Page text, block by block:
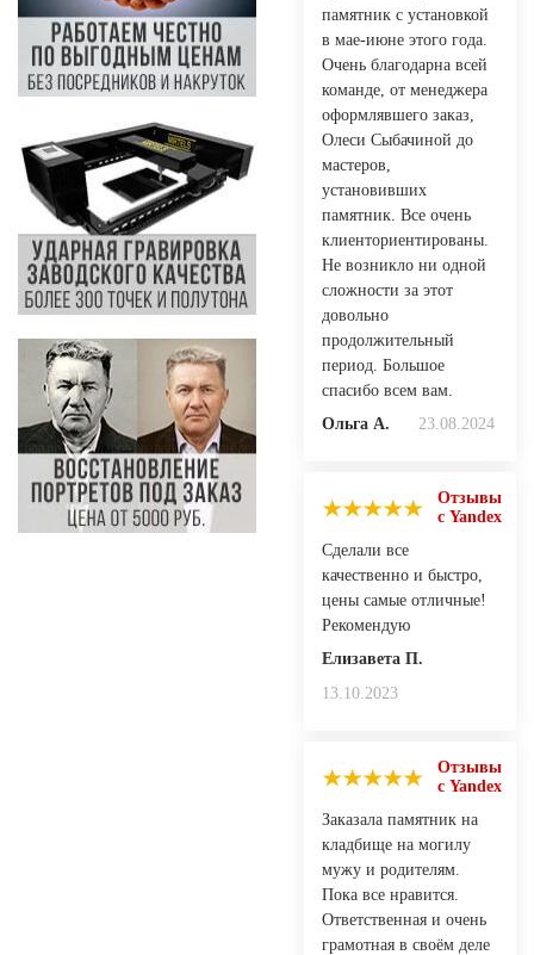
памятник с установкой
в мае-июне этого года.
Очень благодарна всей
команде, от менеджера
оформлявшего заказ,
Олеси Сыбачиной до
мастеров,
установивших
памятник. Все очень
клиенториентированы.
Не возникло ни одной
сложности за этот
довольно
продолжительный
период. Большое
спасибо всем вам.
Ольга А.
23.08.2024
Отзывы
с Yandex
Сделали все
качественно и быстро,
цены самые отличные!
Рекомендую
Елизавета П.
13.10.2023
Отзывы
с Yandex
Заказала памятник на
кладбище на могилу
мужу и родителям.
Пока все нравится.
Ответственная и очень
грамотная в своём деле